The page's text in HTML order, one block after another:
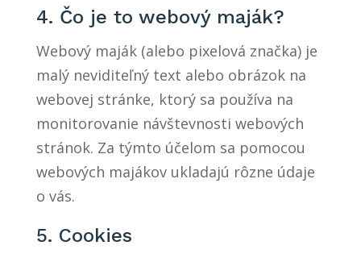
4. Čo je to webový maják?
Webový maják (alebo pixelová značka) je
malý neviditeľný text alebo obrázok na
webovej stránke, ktorý sa používa na
monitorovanie návštevnosti webových
stránok. Za týmto účelom sa pomocou
webových majákov ukladajú rôzne údaje
o vás.
5. Cookies